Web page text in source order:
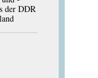
der DDR